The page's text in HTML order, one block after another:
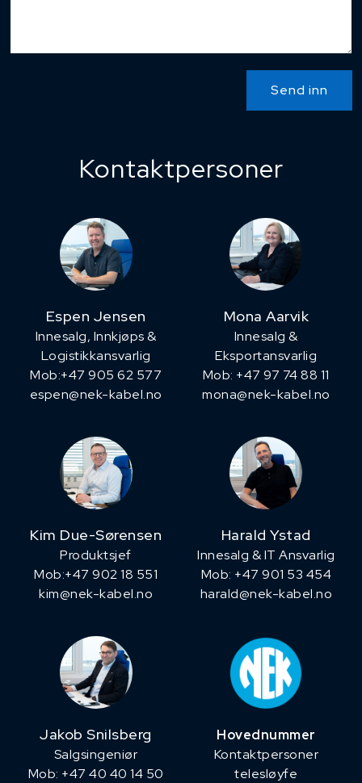
Send inn
Kontaktpersoner
Espen Jensen
Innesalg, ​Innkjøps &
Logistikkansvarlig
Mob:+47 905 62 577
espen@nek-kabel.no
Mona Aarvik
Innesalg &
Eksportansvarlig
Mob: +47 97 74 88 11
mona@nek-kabel.no
Kim Due-Sørensen
Produktsjef
​Mob:+47 902 18 551
kim@nek-kabel.no
Harald Ystad
Innesalg & IT Ansvarlig
Mob: +47 901 53 454
harald@nek-kabel.no
Jakob Snilsberg
​Salgsingeniør
Mob: +47 40 40 14 50
Hovednummer
Kontaktpersoner
telesløyfe